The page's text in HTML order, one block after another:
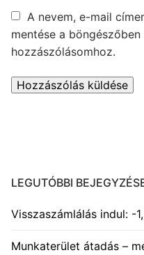
A nevem, e-mail
mentése a
hozzászólásomhoz.
LEGUTÓBBI
Visszaszámlálás indul: -
Munkaterület átadás –